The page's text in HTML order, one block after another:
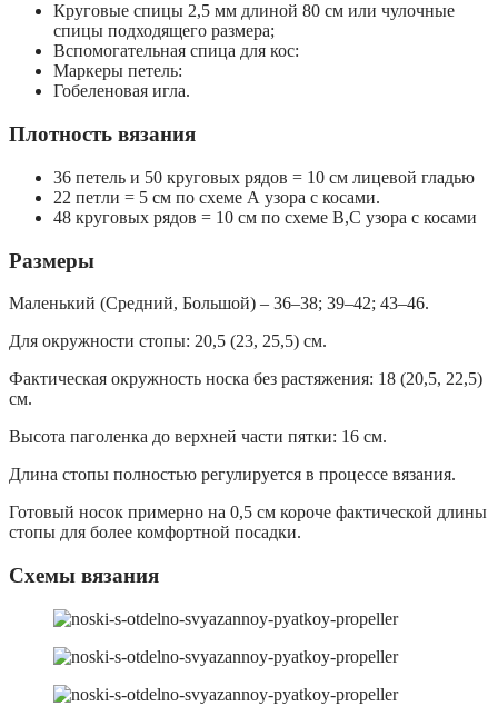
Круговые спицы 2,5 мм длиной 80 см или чулочные
спицы подходящего размера;
Вспомогательная спица для кос:
Маркеры петель:
Гобеленовая игла.
Плотность вязания
36 петель и 50 круговых рядов = 10 см лицевой гладью
22 петли = 5 см по схеме А узора с косами.
48 круговых рядов = 10 см по схеме В,С узора с косами
Размеры
Маленький (Средний, Большой) – 36–38; 39–42; 43–46.
Для окружности стопы: 20,5 (23, 25,5) см.
Фактическая окружность носка без растяжения: 18 (20,5, 22,5)
см.
Высота паголенка до верхней части пятки: 16 см.
Длина стопы полностью регулируется в процессе вязания.
Готовый носок примерно на 0,5 см короче фактической длины
стопы для более комфортной посадки.
Схемы вязания